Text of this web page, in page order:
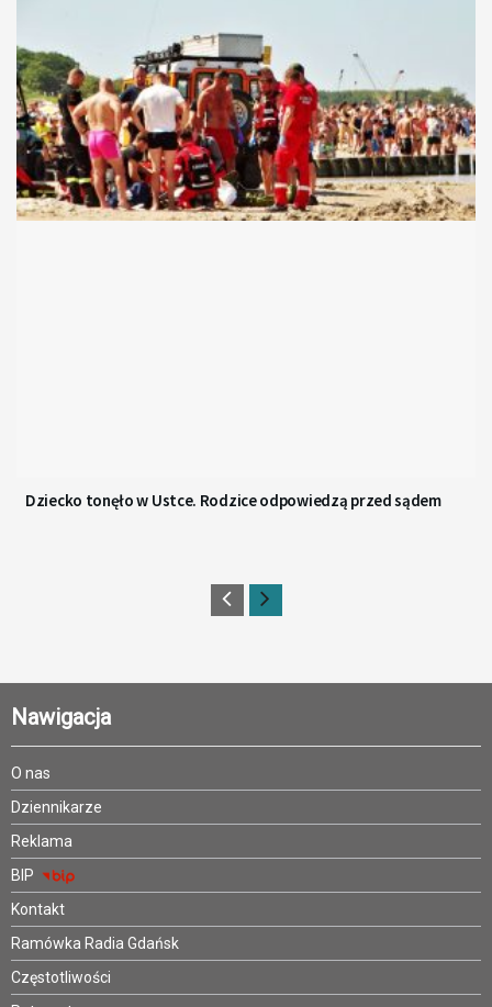
Dziecko tonęło w Ustce. Rodzice odpowiedzą przed sądem
Nawigacja
O nas
Dziennikarze
Reklama
BIP
Kontakt
Ramówka Radia Gdańsk
Częstotliwości